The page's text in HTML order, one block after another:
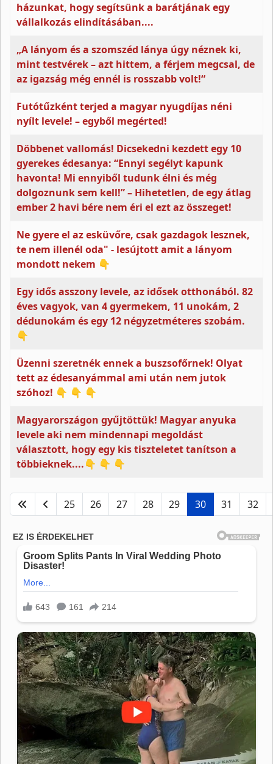
házunkat, hogy segítsünk a barátjának egy
vállalkozás elindításában....
„A lányom és a szomszéd lánya úgy néznek ki,
mint testvérek – azt hittem, a férjem megcsal, de
az igazság még ennél is rosszabb volt!“
Futótűzként terjed a magyar nyugdíjas néni
nyílt levele! – egyből megérted!
Döbbenet vallomás! Dicsekedni kezdett egy 10
gyerekes édesanya: “Ennyi segélyt kapunk
havonta! Mi ennyiből tudunk élni és még
dolgoznunk sem kell!” – Hihetetlen, de egy átlag
ember 2 havi bére nem éri el ezt az összeget!
Ne gyere el az esküvőre, csak gazdagok lesznek,
te nem illenél oda" - lesújtott amit a lányom
mondott nekem 👇
Egy idős asszony levele, az idősek otthonából. 82
éves vagyok, van 4 gyermekem, 11 unokám, 2
dédunokám és egy 12 négyzetméteres szobám.
👇
Üzenni szeretnék ennek a buszsofőrnek! Olyat
tett az édesanyámmal ami után nem jutok
szóhoz! 👇 👇 👇
Magyarországon gyűjtöttük! Magyar anyuka
levele aki nem mindennapi megoldást
választott, hogy egy kis tiszteletet tanítson a
többieknek....👇 👇 👇
30. oldal / 47
25 26 27 28 29 30 31 32